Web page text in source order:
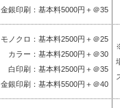
金銀印刷：基本料5000円＋＠35
モノクロ：基本料2500円＋＠25
カラー：基本料2500円＋＠30
白印刷：基本料2500円＋＠35
金銀印刷：基本料5500円＋＠40